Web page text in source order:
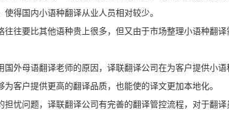
得国内小语种翻译从业人员相对较少。
往往要比其他语种贵上很多，但又由于市场整理小语种翻
国外母语翻译老师的原因，译联翻译公司在为客户提供小
客户提供更高的翻译品质，也能使的译文更加本地化。
担忧问题，译联翻译公司有完善的翻译管控流程，对于翻